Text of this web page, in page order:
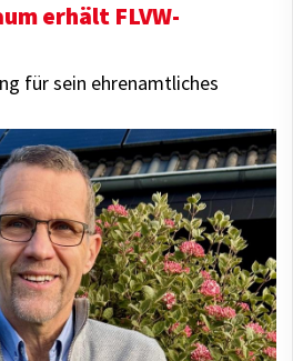
erhält FLVW-
für sein ehrenamtliches